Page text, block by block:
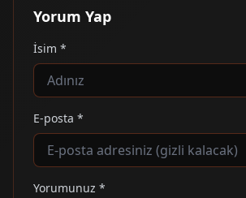
Yorum Yap
İsim *
E-posta *
Yorumunuz *